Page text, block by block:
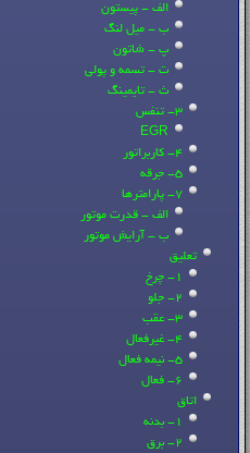
الف - پیستون
ب - میل لنگ
پ - شاتون
ت - تسمه و پولی
ث - تایمینگ
3- تنفس
EGR
4- کاربراتور
5- جرقه
7- پارامترها
الف - قدرت موتور
ب - آرایش موتور
تعلیق
1- چرخ
2- جلو
3- عقب
4- غیرفعال
5- نیمه فعال
6- فعال
اتاق
1- بدنه
2- برق